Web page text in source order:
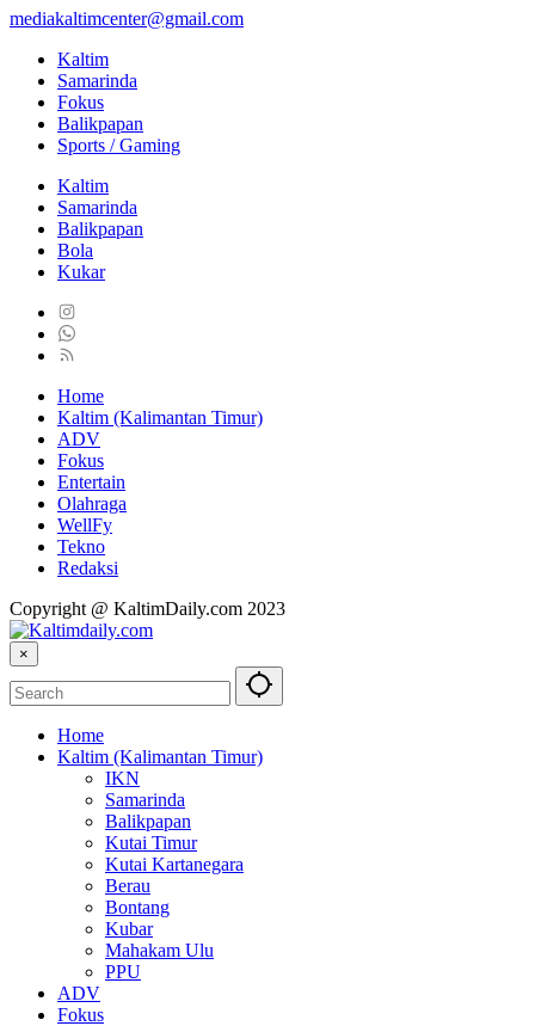
mediakaltimcenter@gmail.com
Kaltim
Samarinda
Fokus
Balikpapan
Sports / Gaming
Kaltim
Samarinda
Balikpapan
Bola
Kukar
Home
Kaltim (Kalimantan Timur)
ADV
Fokus
Entertain
Olahraga
WellFy
Tekno
Redaksi
Copyright @ KaltimDaily.com 2023
×
Home
Kaltim (Kalimantan Timur)
IKN
Samarinda
Balikpapan
Kutai Timur
Kutai Kartanegara
Berau
Bontang
Kubar
Mahakam Ulu
PPU
ADV
Fokus